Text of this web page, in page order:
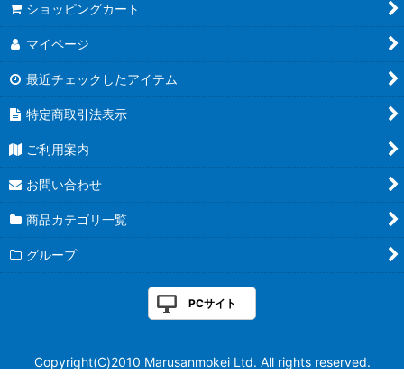
ショッピングカート
マイページ
最近チェックしたアイテム
特定商取引法表示
ご利用案内
お問い合わせ
商品カテゴリ一覧
グループ
PCサイト
Copyright(C)2010 Marusanmokei Ltd. All rights reserved.